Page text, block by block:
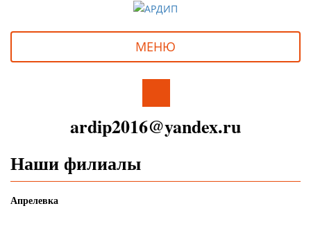
МЕНЮ
ardip2016@yandex.ru
Наши филиалы
Апрелевка